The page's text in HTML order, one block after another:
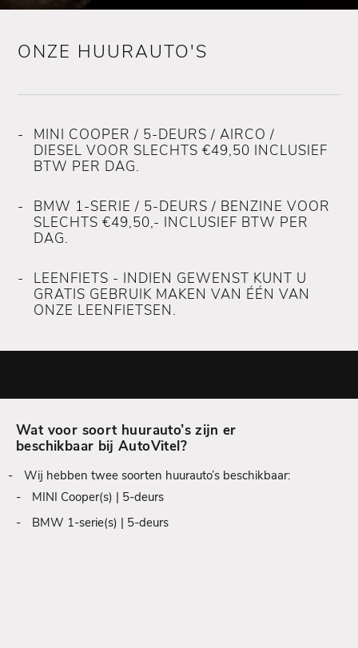
ONZE HUURAUTO'S
MINI COOPER / 5-DEURS / AIRCO /
DIESEL VOOR SLECHTS €49,50 INCLUSIEF
BTW PER DAG.
BMW 1-SERIE / 5-DEURS / BENZINE VOOR
SLECHTS €49,50,- INCLUSIEF BTW PER
DAG.
LEENFIETS - INDIEN GEWENST KUNT U
GRATIS GEBRUIK MAKEN VAN ÉÉN VAN
ONZE LEENFIETSEN.
Wat voor soort huurauto’s zijn er
beschikbaar bij AutoVitel?
Wij hebben twee soorten huurauto’s beschikbaar:
MINI Cooper(s) | 5-deurs
BMW 1-serie(s) | 5-deurs